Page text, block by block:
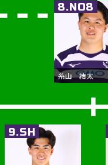
8.NO8
糸山 結太
9.SH